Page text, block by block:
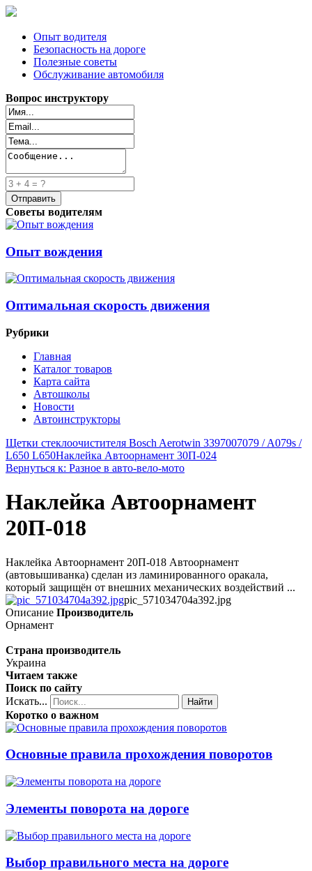
Опыт водителя
Безопасность на дороге
Полезные советы
Обслуживание автомобиля
Вопрос инструктору
Советы водителям
Опыт вождения
Оптимальная скорость движения
Рубрики
Главная
Каталог товаров
Карта сайта
Автошколы
Новости
Автоинструкторы
Щетки стеклоочистителя Bosch Aerotwin 3397007079 / A079s /
L650 L650Наклейка Автоорнамент 30П-024
Вернуться к: Разное в авто-вело-мото
Наклейка Автоорнамент
20П-018
Наклейка Автоорнамент 20П-018 Автоорнамент
(автовышиванка) сделан из ламинированного оракала,
который защищён от внешних механических воздействий ...
pic_571034704a392.jpg
Описание Производитель
Орнамент
Страна производитель
Украина
Читаем также
Поиск по сайту
Искать...
Найти
Коротко о важном
Основные правила прохождения поворотов
Элементы поворота на дороге
Выбор правильного места на дороге